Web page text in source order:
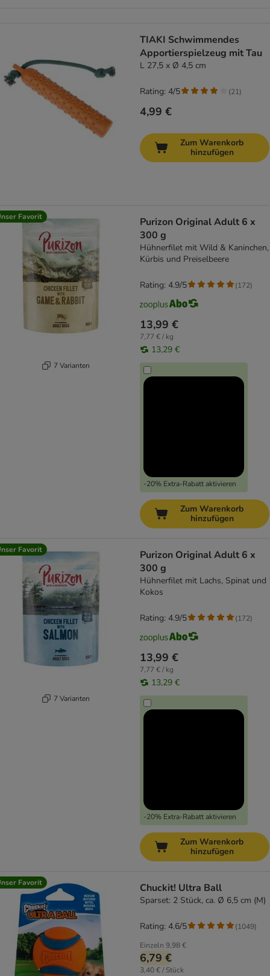
TIAKI Schwimmendes
Apportierspielzeug mit Tau
L 27,5 x Ø 4,5 cm
4,99 €
Rating: 4/5 (21)
Zum Warenkorb
hinzufügen
Favorit
7 Varianten
Purizon Original Adult 6 x
300 g
Hühnerfilet mit Wild & Kaninchen,
Kürbis und Preiselbeere
13,99 €
7,77 € / kg
13,29 €
-20% Extra-Rabatt aktivieren
Rating: 4.9/5 (172)
Zum Warenkorb
hinzufügen
Favorit
7 Varianten
Purizon Original Adult 6 x
300 g
Hühnerfilet mit Lachs, Spinat und
Kokos
13,99 €
7,77 € / kg
13,29 €
-20% Extra-Rabatt aktivieren
Rating: 4.9/5 (172)
Zum Warenkorb
hinzufügen
Favorit Chuckit! Ultra Ball
Sparset: 2 Stück, ca. Ø 6,5 cm (M)
Einzeln 9,98 €
6,79 €
3,40 € / Stück
Rating: 4.6/5 (1049)